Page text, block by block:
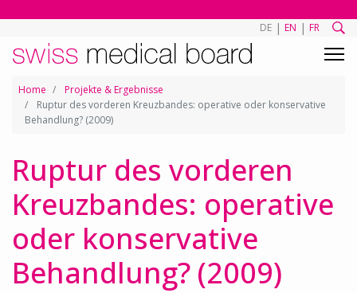
DE | EN | FR
Home
Projekte & Ergebnisse
Ruptur des vorderen Kreuzbandes: operative oder konservative
Behandlung? (2009)
Ruptur des vorderen
Kreuzbandes: operative
oder konservative
Behandlung? (2009)